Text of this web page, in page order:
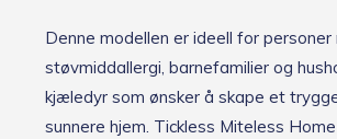
Denne modellen er ideell for personer
støvmiddallergi, barnefamilier og
kjæledyr som ønsker å skape et
sunnere hjem. Tickless Miteless